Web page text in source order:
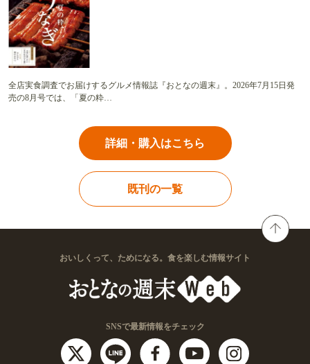
全店実食調査でお届けするグルメ情報誌『おとなの週末』。2026年7月15日発
売の8月号では、「夏の粋…
詳細・購入はこちら
既刊の一覧
おいしくって、ためになる。食を楽しむ情報サイト
SNSで最新情報をチェック